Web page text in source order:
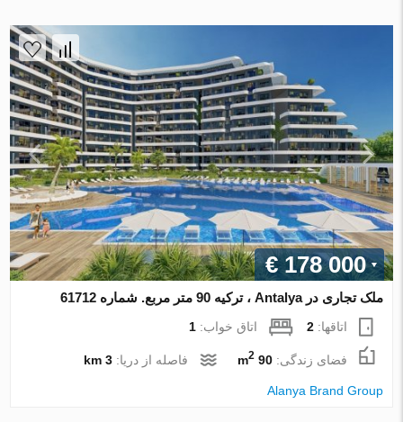
€ 178 000
ملک تجاری در Antalya ، ترکیه 90 متر مربع. شماره 61712
اتاقها:2 اتاق خواب:1
فضای زندگی:90 m
2 فاصله از دریا:3 km
Alanya Brand Group